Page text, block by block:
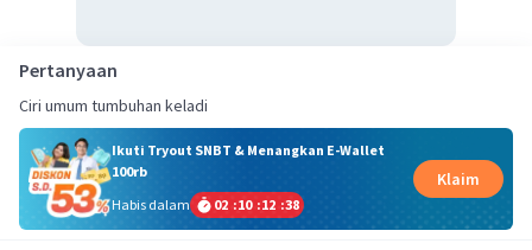
Pertanyaan
Ciri umum tumbuhan keladi
Ikuti Tryout SNBT & Menangkan E-Wallet
100rb
Habis dalam
02 :10 :12 :38
Klaim